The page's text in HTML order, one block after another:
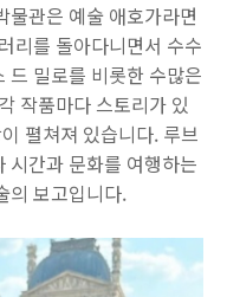
물관은 예술 애호가라면
리를 돌아다니면서 수수
드 밀로를 비롯한 수많은
작품마다 스토리가 있
펼쳐져 있습니다. 루브
시간과 문화를 여행하는
의 보고입니다.